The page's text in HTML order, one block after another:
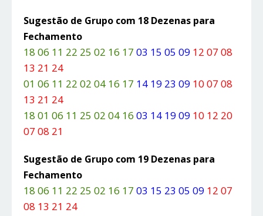
Sugestão de Grupo com 18 Dezenas para
Fechamento
18 06 11 22 25 02 16 17 03 15 05 09 12 07 08
13 21 24
01 06 11 22 02 04 16 17 14 19 23 09 10 07 08
13 21 24
18 01 06 11 25 02 04 16 03 14 19 09 10 12 20
07 08 21
Sugestão de Grupo com 19 Dezenas para
Fechamento
18 06 11 22 25 02 16 17 03 15 23 05 09 12 07
08 13 21 24